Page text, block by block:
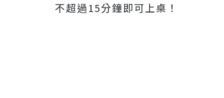
不超過15分鐘即可上桌！